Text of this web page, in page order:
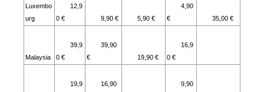
Luxembo
urg
12,9
0 €
9,90 € 5,90 €
4,90
€
35,00 €
Malaysia
39,9
0 €
39,90
€
19,90 €
16,9
0 €
19,9
16,90
9,90